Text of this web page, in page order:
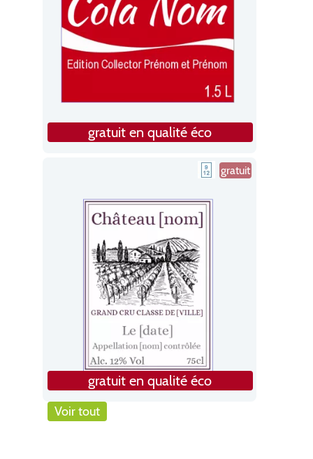
gratuit en qualité éco
gratuit
gratuit en qualité éco
Voir tout